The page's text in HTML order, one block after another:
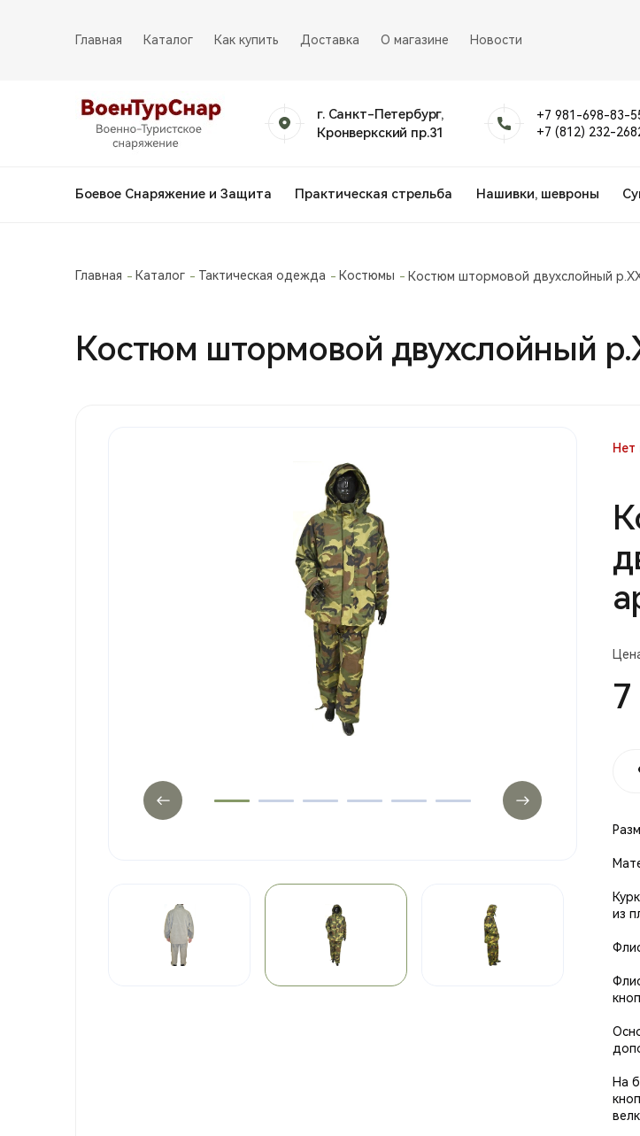
Главная Каталог Как купить Доставка О магазине Новости
г. Санкт-Петербург,
Кронверкский пр.31
+7 981-698-83-
+7 (812) 232-
Боевое Снаряжение и Защита Практическая стрельба Нашивки, шевроны
Главная Каталог Тактическая одежда Костюмы Костюм штормовой двухслойный
Костюм штормовой двухслойный
Нет
7
из
На